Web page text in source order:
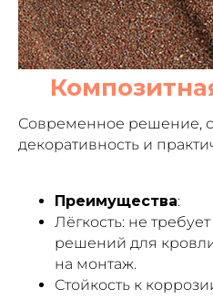
Современное решение,
декоративность и
Преимущества:
Лёгкость: не
решений для
на монтаж.
Стойкость к